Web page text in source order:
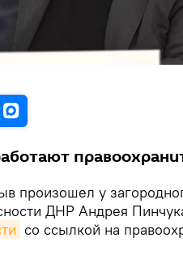
произошел у
ДНР Андрея
со ссылкой на